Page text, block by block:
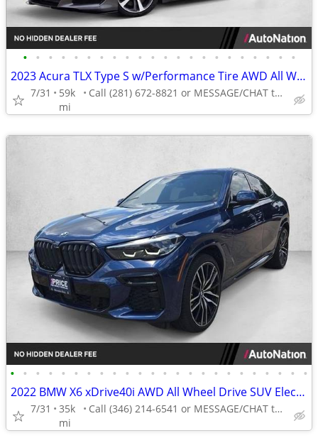
• • • • • • • • • • • • • • • • • • • • • •
2023 Acura TLX Type S w/Performance Tire AWD All Wheel Drive AUTONATIO
7/31
59k
mi
Call (281) 672-8821 or MESSAGE/CHAT to confirm availability
• • • • • • • • • • • • • • • • • • • • • • • •
2022 BMW X6 xDrive40i AWD All Wheel Drive SUV Electric AUTONATION
7/31
35k
mi
Call (346) 214-6541 or MESSAGE/CHAT to confirm availability